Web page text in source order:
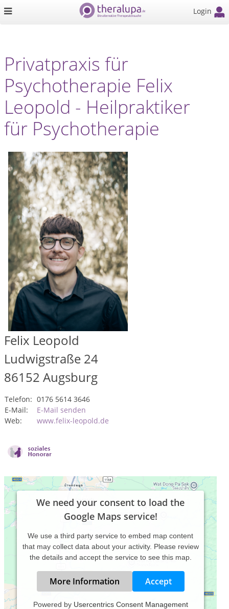
Login
Privatpraxis für
Psychotherapie Felix
Leopold - Heilpraktiker
für Psychotherapie
Felix Leopold
Ludwigstraße 24
86152 Augsburg
Telefon: 0176 5614 3646
E-Mail:
E-Mail senden
Web:
www.felix-leopold.de
We need your consent to load the
Google Maps service!
We use a third party service to embed map content
that may collect data about your activity. Please review
the details and accept the service to see this map.
More Information Accept
Powered by Usercentrics Consent Management